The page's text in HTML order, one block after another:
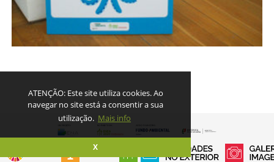
ATENÇÃO: Este site utiliza cookies. Ao
navegar no site está a consentir a sua
utilização. Mais info
X
2017 ENA - AGÊNCIA DE ENERGIA E AMBIENTE DA ARRÁBIDA |